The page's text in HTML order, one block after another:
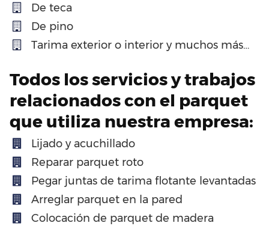
De teca
De pino
Tarima exterior o interior y muchos más…
Todos los servicios y trabajos
relacionados con el parquet
que utiliza nuestra empresa:
Lijado y acuchillado
Reparar parquet roto
Pegar juntas de tarima flotante levantadas
Arreglar parquet en la pared
Colocación de parquet de madera